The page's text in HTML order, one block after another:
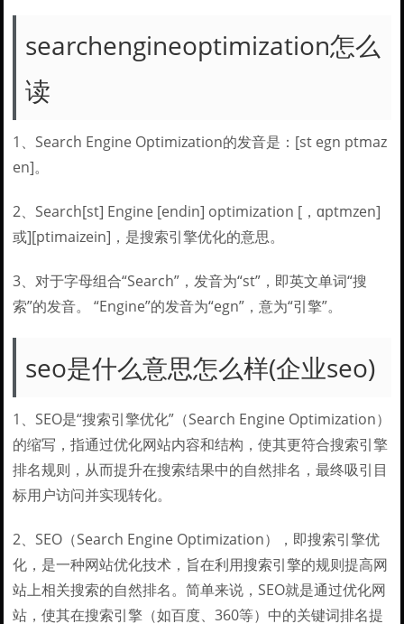
searchengineoptimization怎么
读
1、Search Engine Optimization的发音是：[st egn ptmaz
en]。
2、Search[st] Engine [endin] optimization [，ɑptmzen]
或][ptimaizein]，是搜索引擎优化的意思。
3、对于字母组合“Search”，发音为“st”，即英文单词“搜
索”的发音。 “Engine”的发音为“egn”，意为“引擎”。
seo是什么意思怎么样(企业seo)
1、SEO是“搜索引擎优化”（Search Engine Optimization）
的缩写，指通过优化网站内容和结构，使其更符合搜索引擎
排名规则，从而提升在搜索结果中的自然排名，最终吸引目
标用户访问并实现转化。
2、SEO（Search Engine Optimization），即搜索引擎优
化，是一种网站优化技术，旨在利用搜索引擎的规则提高网
站上相关搜索的自然排名。简单来说，SEO就是通过优化网
站，使其在搜索引擎（如百度、360等）中的关键词排名提